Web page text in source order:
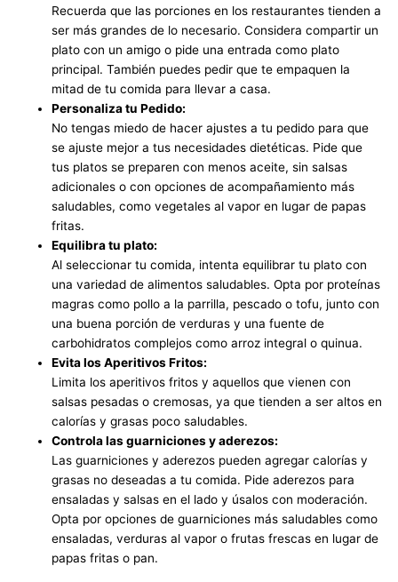
Recuerda que las porciones en los restaurantes tienden a
ser más grandes de lo necesario. Considera compartir un
plato con un amigo o pide una entrada como plato
principal. También puedes pedir que te empaquen la
mitad de tu comida para llevar a casa.
Personaliza tu Pedido:
No tengas miedo de hacer ajustes a tu pedido para que
se ajuste mejor a tus necesidades dietéticas. Pide que
tus platos se preparen con menos aceite, sin salsas
adicionales o con opciones de acompañamiento más
saludables, como vegetales al vapor en lugar de papas
fritas.
Equilibra tu plato:
Al seleccionar tu comida, intenta equilibrar tu plato con
una variedad de alimentos saludables. Opta por proteínas
magras como pollo a la parrilla, pescado o tofu, junto con
una buena porción de verduras y una fuente de
carbohidratos complejos como arroz integral o quinua.
Evita los Aperitivos Fritos:
Limita los aperitivos fritos y aquellos que vienen con
salsas pesadas o cremosas, ya que tienden a ser altos en
calorías y grasas poco saludables.
Controla las guarniciones y aderezos:
Las guarniciones y aderezos pueden agregar calorías y
grasas no deseadas a tu comida. Pide aderezos para
ensaladas y salsas en el lado y úsalos con moderación.
Opta por opciones de guarniciones más saludables como
ensaladas, verduras al vapor o frutas frescas en lugar de
papas fritas o pan.